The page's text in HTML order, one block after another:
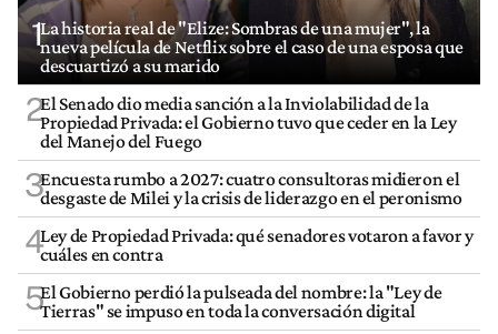
1La historia real de "Elize: Sombras de una mujer", la
nueva película de Netflix sobre el caso de una esposa que
descuartizó a su marido
2El Senado dio media sanción a la Inviolabilidad de la
Propiedad Privada: el Gobierno tuvo que ceder en la Ley
del Manejo del Fuego
3Encuesta rumbo a 2027: cuatro consultoras midieron el
desgaste de Milei y la crisis de liderazgo en el peronismo
4Ley de Propiedad Privada: qué senadores votaron a favor y
cuáles en contra
5El Gobierno perdió la pulseada del nombre: la "Ley de
Tierras" se impuso en toda la conversación digital